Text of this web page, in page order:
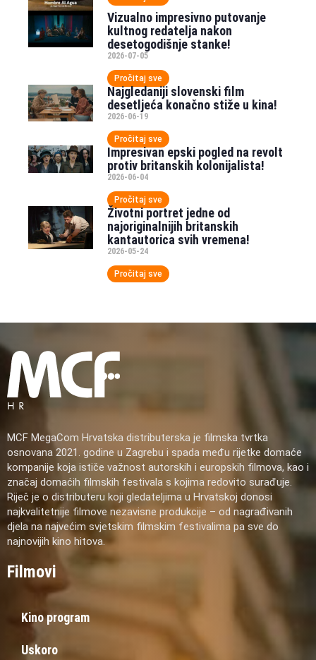
Vizualno impresivno putovanje
kultnog redatelja nakon
desetogodišnje stanke!
2026-07-05
Pročitaj sve
Najgledaniji slovenski film
desetljeća konačno stiže u kina!
2026-06-19
Pročitaj sve
Impresivan epski pogled na revolt
protiv britanskih kolonijalista!
2026-06-04
Pročitaj sve
Životni portret jedne od
najoriginalnijih britanskih
kantautorica svih vremena!
2026-05-24
Pročitaj sve
MCF MegaCom Hrvatska distributerska je filmska tvrtka
osnovana 2021. godine u Zagrebu i spada među rijetke domaće
kompanije koja ističe važnost autorskih i europskih filmova, kao i
značaj domaćih filmskih festivala s kojima redovito surađuje.
Riječ je o distributeru koji gledateljima u Hrvatskoj donosi
najkvalitetnije filmove nezavisne produkcije – od nagrađivanih
djela na najvećim svjetskim filmskim festivalima pa sve do
najnovijih kino hitova.
Filmovi
Kino program
Uskoro